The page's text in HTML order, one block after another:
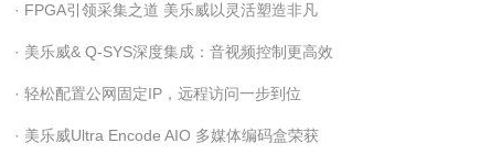
查指南
· FPGA引领采集之道 美乐威以灵活塑造非凡
· 美乐威& Q-SYS深度集成：音视频控制更高效
· 轻松配置公网固定IP，远程访问一步到位
· 美乐威Ultra Encode AIO 多媒体编码盒荣获